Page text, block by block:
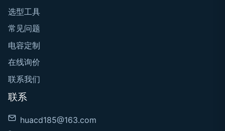
选型工具
常见问题
电容定制
在线询价
联系我们
联系
huacd185@163.com